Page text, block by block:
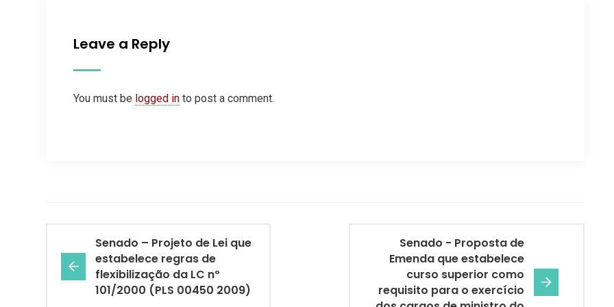
Leave a Reply
You must be logged in to post a comment.
Senado – Projeto de Lei que
estabelece regras de
flexibilização da LC nº
101/2000 (PLS 00450 2009)
Senado - Proposta de
Emenda que estabelece
curso superior como
requisito para o exercício